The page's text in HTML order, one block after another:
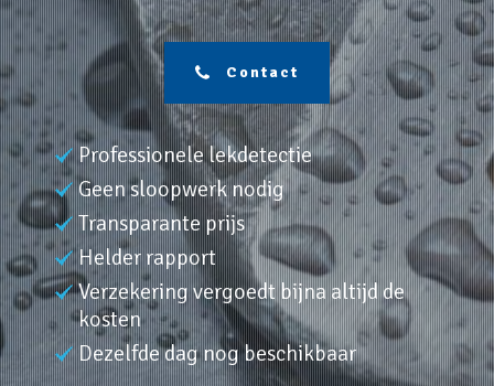
Contact
Professionele lekdetectie
Geen sloopwerk nodig
Transparante prijs
Helder rapport
Verzekering vergoedt bijna altijd de
kosten
Dezelfde dag nog beschikbaar